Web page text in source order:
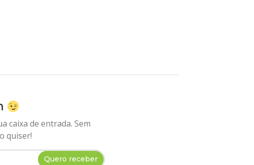
caixa de entrada. Sem
quiser!
Quero receber